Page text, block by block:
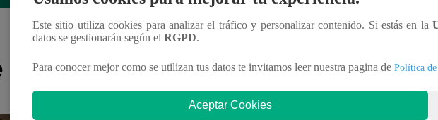
interesar
Este sitio utiliza cookies para analizar el tráfico y personalizar contenido. Si estás en la
datos se gestionarán según el RGPD.
Para conocer mejor como se utilizan tus datos te invitamos leer nuestra pagina de Política
Aceptar Cookies